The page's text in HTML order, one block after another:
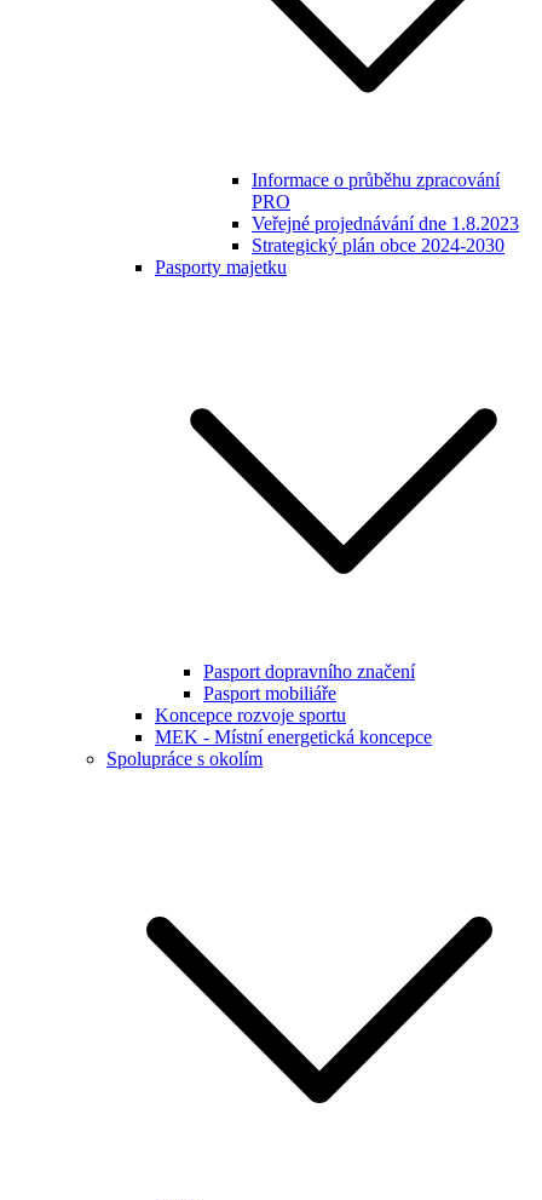
Informace o průběhu zpracování
PRO
Veřejné projednávání dne 1.8.2023
Strategický plán obce 2024-2030
Pasporty majetku
Pasport dopravního značení
Pasport mobiliáře
Koncepce rozvoje sportu
MEK - Místní energetická koncepce
Spolupráce s okolím